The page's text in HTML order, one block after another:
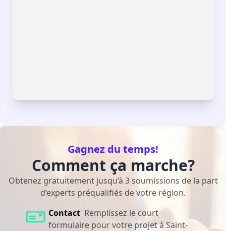
Gagnez du temps!
Comment ça marche?
Obtenez gratuitement jusqu’à 3 soumissions de la part
d’experts préqualifiés de votre région.
Contact Remplissez le court
formulaire pour votre projet à Saint-